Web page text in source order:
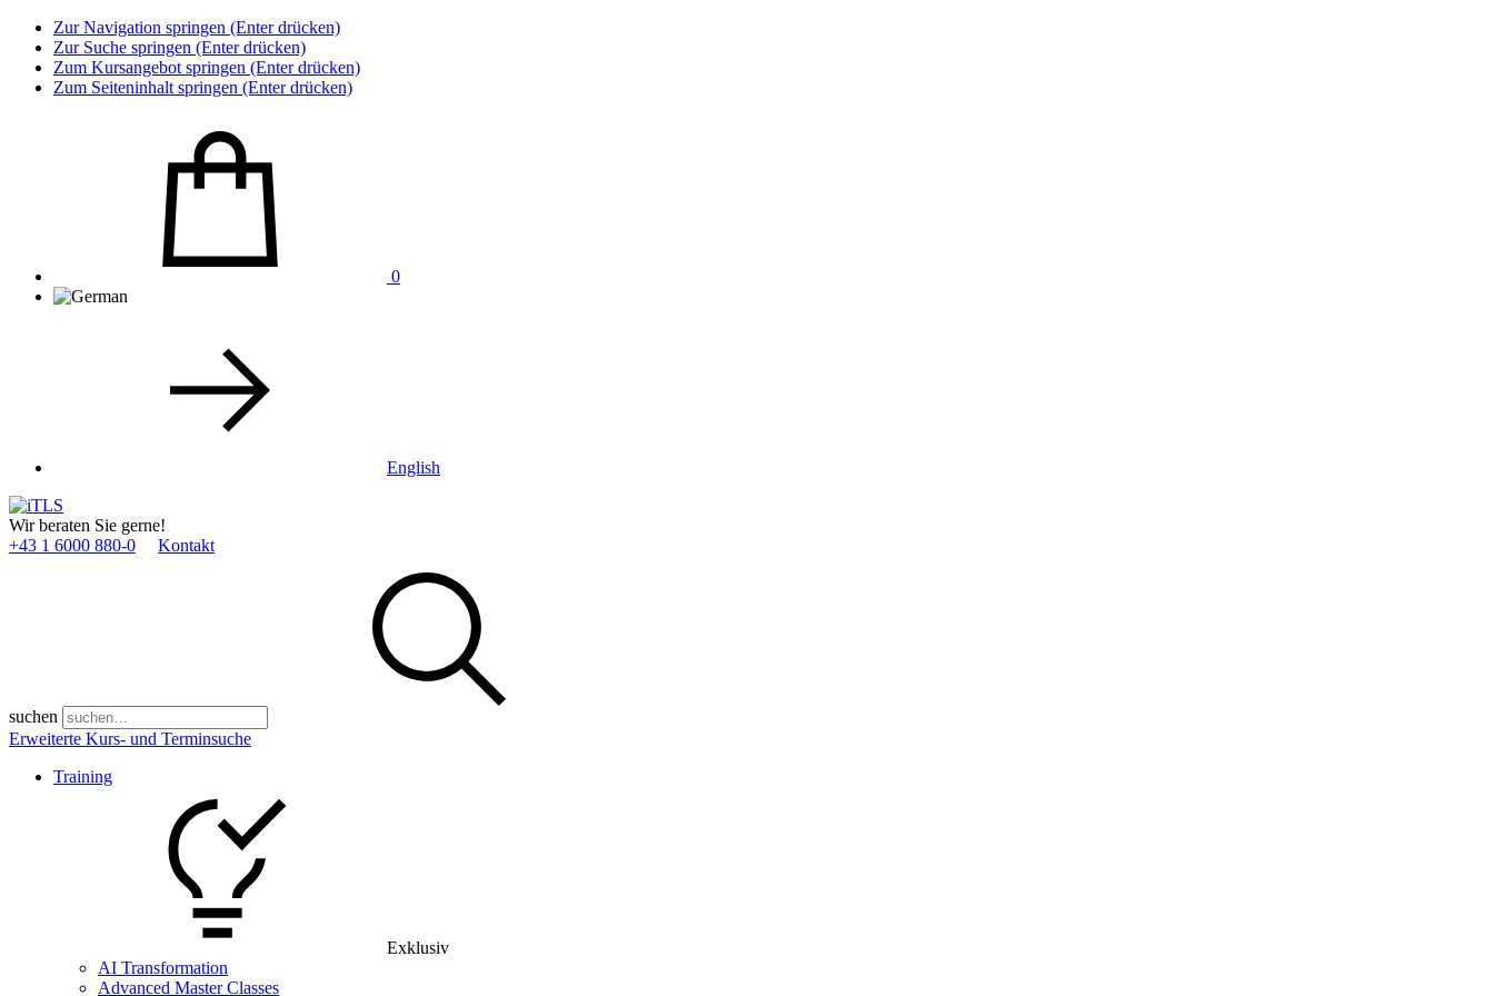
Zur Navigation springen (Enter drücken)
Zur Suche springen (Enter drücken)
Zum Kursangebot springen (Enter drücken)
Zum Seiteninhalt springen (Enter drücken)
0
English
Wir beraten Sie gerne!
+43 1 6000 880­-0
Kontakt
suchen
Erweiterte Kurs- und Terminsuche
Training
Exklusiv
AI Transformation
Advanced Master Classes